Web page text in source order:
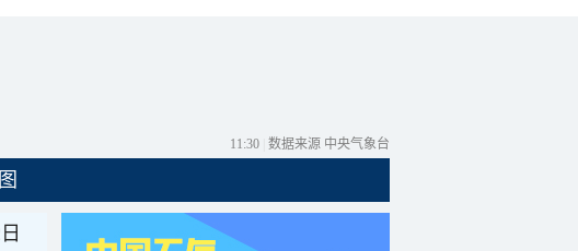
11:30 数据来源 中央气象台